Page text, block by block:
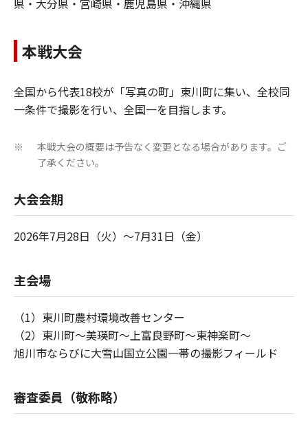
県・⼤分県・宮崎県・⿅児島県・沖縄県
本戦⼤会
全国から代表18校が「写真の町」東川町に集い、全校同
⼀条件で撮影を⾏い、全国⼀を⽬指します。
※
本戦⼤会の概要は予告なく変更となる場合があります。ご
了承ください。
大会会期
2026年7月28日（火）～7月31日（金）
主会場
（1）東川町農村環境改善センター
（2）東川町〜美瑛町〜上富良野町〜東神楽町〜
旭川市ならびに⼤雪⼭国⽴公園⼀帯の撮影フィールド
審査委員（敬称略）